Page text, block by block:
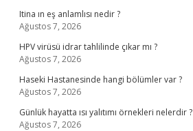
Itina ın eş anlamlısı nedir ?
Ağustos 7, 2026
HPV virüsü idrar tahlilinde çıkar mı ?
Ağustos 7, 2026
Haseki Hastanesinde hangi bölümler var ?
Ağustos 7, 2026
Günlük hayatta ısı yalıtımı örnekleri nelerdir ?
Ağustos 7, 2026